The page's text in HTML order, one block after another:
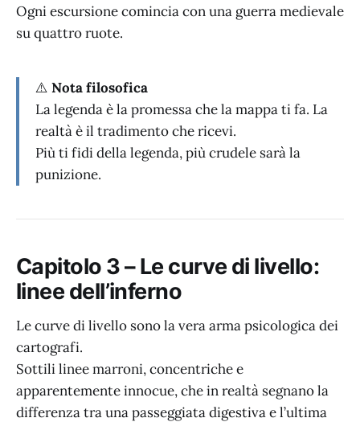
Ogni escursione comincia con una guerra medievale
su quattro ruote.
⚠️ Nota filosofica
La legenda è la promessa che la mappa ti fa. La
realtà è il tradimento che ricevi.
Più ti fidi della legenda, più crudele sarà la
punizione.
Capitolo 3 – Le curve di livello:
linee dell’inferno
Le curve di livello sono la vera arma psicologica dei
cartografi.
Sottili linee marroni, concentriche e
apparentemente innocue, che in realtà segnano la
differenza tra una passeggiata digestiva e l’ultima